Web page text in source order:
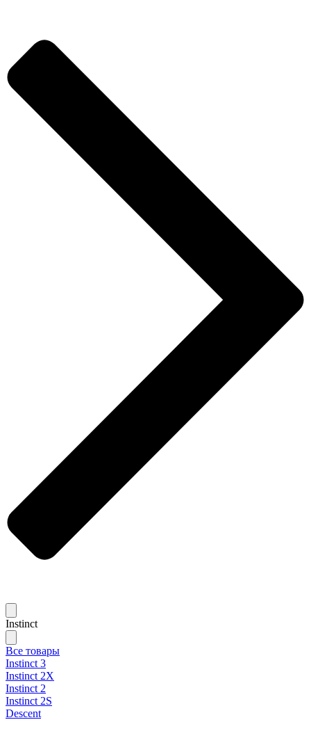
Instinct
Все товары
Instinct 3
Instinct 2X
Instinct 2
Instinct 2S
Descent